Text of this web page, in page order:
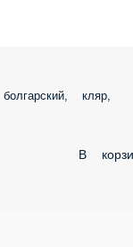
кляр, сухари
В